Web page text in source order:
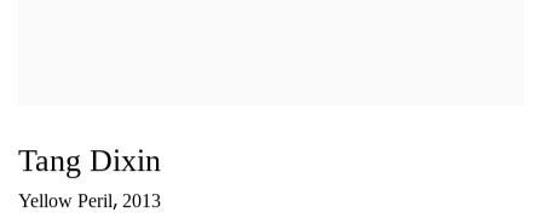
Tang Dixin
Yellow Peril, 2013